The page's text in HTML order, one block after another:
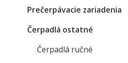
Prečerpávacie zariadenia
Čerpadlá ostatné
Čerpadlá ručné